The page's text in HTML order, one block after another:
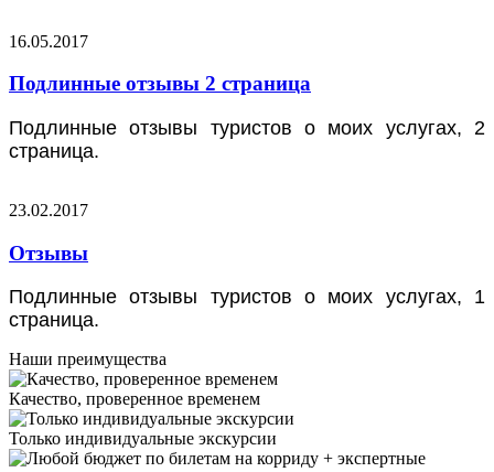
16.05.2017
Подлинные отзывы 2 страница
Подлинные отзывы туристов о моих услугах, 2
страница.
23.02.2017
Отзывы
Подлинные отзывы туристов о моих услугах, 1
страница.
Наши преимущества
Качество, проверенное временем
Только индивидуальные экскурсии